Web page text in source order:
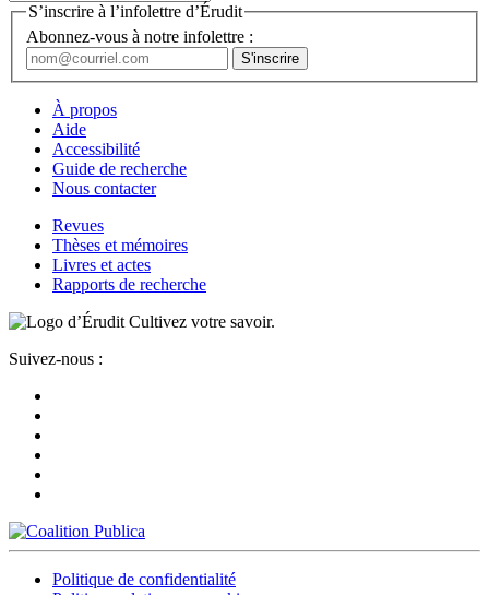
S’inscrire à l’infolettre d’Érudit
Abonnez-vous à notre infolettre :
À propos
Aide
Accessibilité
Guide de recherche
Nous contacter
Revues
Thèses et mémoires
Livres et actes
Rapports de recherche
Cultivez votre savoir.
Suivez-nous :
Politique de confidentialité